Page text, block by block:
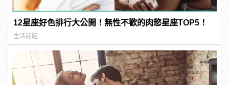
12星座好色排行大公開！無性不歡的肉慾星座TOP5！
生活話題